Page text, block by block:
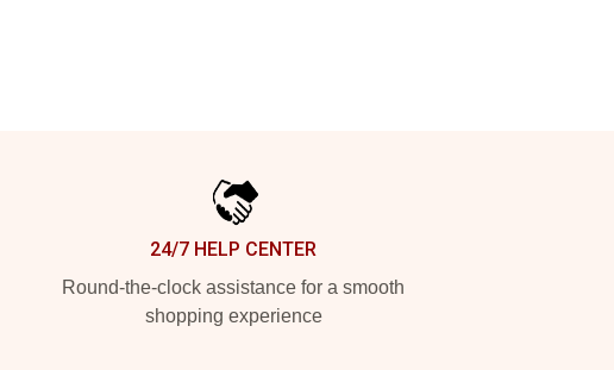
24/7 HELP CENTER
Round-the-clock assistance for a smooth
shopping experience